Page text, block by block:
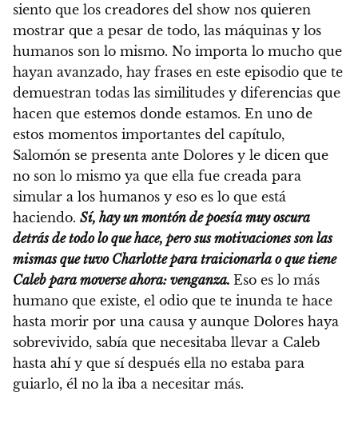
siento que los creadores del show nos quieren
mostrar que a pesar de todo, las máquinas y los
humanos son lo mismo. No importa lo mucho que
hayan avanzado, hay frases en este episodio que te
demuestran todas las similitudes y diferencias que
hacen que estemos donde estamos. En uno de
estos momentos importantes del capítulo,
Salomón se presenta ante Dolores y le dicen que
no son lo mismo ya que ella fue creada para
simular a los humanos y eso es lo que está
haciendo. Sí, hay un montón de poesía muy oscura
detrás de todo lo que hace, pero sus motivaciones son las
mismas que tuvo Charlotte para traicionarla o que tiene
Caleb para moverse ahora: venganza. Eso es lo más
humano que existe, el odio que te inunda te hace
hasta morir por una causa y aunque Dolores haya
sobrevivido, sabía que necesitaba llevar a Caleb
hasta ahí y que sí después ella no estaba para
guiarlo, él no la iba a necesitar más.